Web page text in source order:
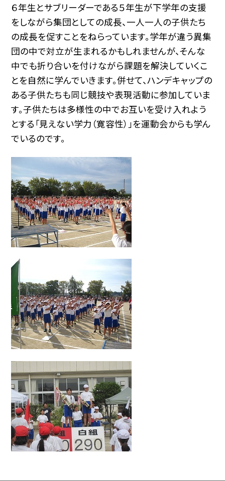
６年生とサブリーダーである５年生が下学年の支援
をしながら集団としての成長、一人一人の子供たち
の成長を促すことをねらっています。学年が違う異集
団の中で対立が生まれるかもしれませんが、そんな
中でも折り合いを付けながら課題を解決していくこ
とを自然に学んでいきます。併せて、ハンデキャップの
ある子供たちも同じ競技や表現活動に参加していま
す。子供たちは多様性の中でお互いを受け入れよう
とする「見えない学力（寛容性）」を運動会からも学ん
でいるのです。